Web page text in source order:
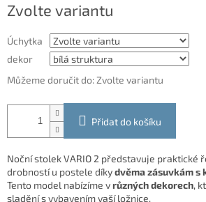
cena:
Zvolte variantu
Úchytka
dekor
Můžeme doručit do: Zvolte variantu
Přidat do košíku
Noční stolek VARIO 2 představuje praktické
drobností u postele díkydvěma zásuvkám
Tento model nabízíme vrůzných dekorech,
sladění s vybavením vaší ložnice.